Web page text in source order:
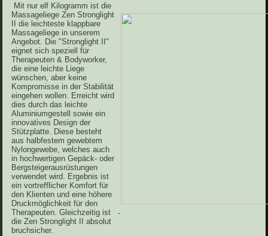
Mit nur elf Kilogramm ist die
Massageliege Zen Stronglight
II die leichteste klappbare
Massageliege in unserem
Angebot. Die "Stronglight II"
eignet sich speziell für
Therapeuten & Bodyworker,
die eine leichte Liege
wünschen, aber keine
Kompromisse in der Stabilität
eingehen wollen. Erreicht wird
dies durch das leichte
Aluminiumgestell sowie ein
innovatives Design der
Stützplatte. Diese besteht
aus halbfestem gewebtem
Nylongewebe, welches auch
in hochwertigen Gepäck- oder
Bergsteigerausrüstungen
verwendet wird. Ergebnis ist
ein vortrefflicher Komfort für
den Klienten und eine höhere
Druckmöglichkeit für den
Therapeuten. Gleichzeitig ist
die Zen Stronglight II absolut
bruchsicher.
-